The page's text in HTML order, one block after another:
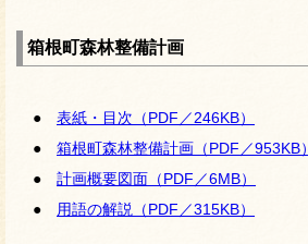
箱根町森林整備計画
● 表紙・目次（PDF／246KB）
● 箱根町森林整備計画（PDF／953KB）
● 計画概要図面（PDF／6MB）
●
用語の解説（PDF／315KB）